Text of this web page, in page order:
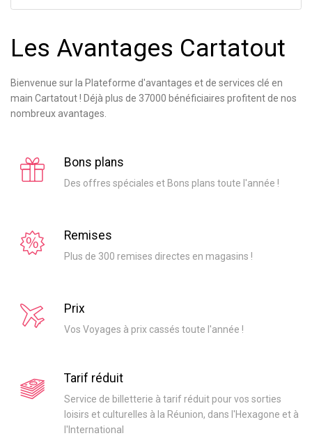
Les Avantages Cartatout
Bienvenue sur la Plateforme d'avantages et de services clé en
main Cartatout ! Déjà plus de 37000 bénéficiaires profitent de nos
nombreux avantages.
Bons plans
Des offres spéciales et Bons plans toute l'année !
Remises
Plus de 300 remises directes en magasins !
Prix
Vos Voyages à prix cassés toute l'année !
Tarif réduit
Service de billetterie à tarif réduit pour vos sorties
loisirs et culturelles à la Réunion, dans l'Hexagone et à
l'International